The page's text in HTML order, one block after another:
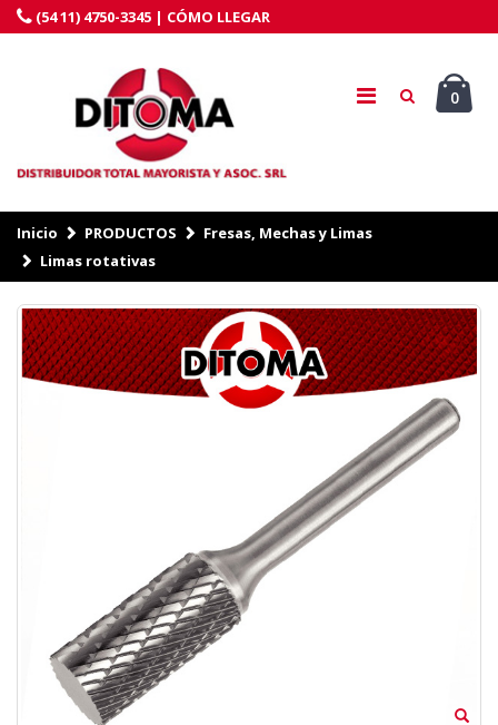
(54 11) 4750-3345 | CÓMO LLEGAR
0
Inicio PRODUCTOS
Fresas, Mechas y Limas
Limas rotativas